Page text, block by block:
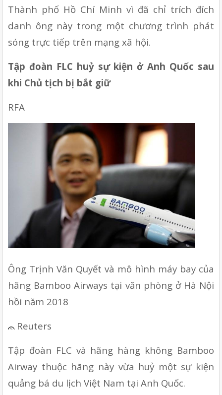
Thành phố Hồ Chí Minh vì đã chỉ trích đích
danh ông này trong một chương trình phát
sóng trực tiếp trên mạng xã hội.
Tập đoàn FLC huỷ sự kiện ở Anh Quốc sau
khi Chủ tịch bị bắt giữ
RFA
Ông Trịnh Văn Quyết và mô hình máy bay của
hãng Bamboo Airways tại văn phòng ở Hà Nội
hồi năm 2018
Reuters
Tập đoàn FLC và hãng hàng không Bamboo
Airway thuộc hãng này vừa huỷ một sự kiện
quảng bá du lịch Việt Nam tại Anh Quốc.